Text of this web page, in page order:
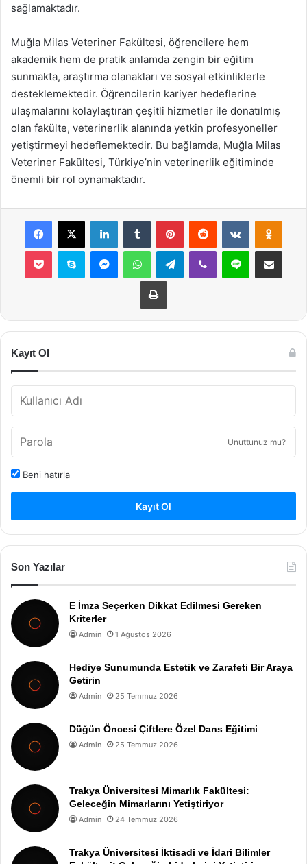
sağlamaktadır.
Muğla Milas Veteriner Fakültesi, öğrencilere hem
akademik hem de pratik anlamda zengin bir eğitim
sunmakta, araştırma olanakları ve sosyal etkinliklerle
desteklemektedir. Öğrencilerin kariyer hedeflerine
ulaşmalarını kolaylaştıran çeşitli hizmetler ile donatılmış
olan fakülte, veterinerlik alanında yetkin profesyoneller
yetiştirmeyi hedeflemektedir. Bu bağlamda, Muğla Milas
Veteriner Fakültesi, Türkiye’nin veterinerlik eğitiminde
önemli bir rol oynamaktadır.
Facebook
X LinkedInTumblr PinterestReddit VKontakte
Pocket Skype MessengerWhatsAppTelegramViber Line E-Posta ile
Yazdır
Kayıt Ol
Unuttunuz mu?
Beni hatırla
Kayıt Ol
Son Yazılar
E İmza Seçerken Dikkat Edilmesi Gereken
Kriterler
Admin 1 Ağustos 2026
Hediye Sunumunda Estetik ve Zarafeti Bir Araya
Getirin
Admin 25 Temmuz 2026
Düğün Öncesi Çiftlere Özel Dans Eğitimi
Admin 25 Temmuz 2026
Trakya Üniversitesi Mimarlık Fakültesi:
Geleceğin Mimarlarını Yetiştiriyor
Admin 24 Temmuz 2026
Trakya Üniversitesi İktisadi ve İdari Bilimler